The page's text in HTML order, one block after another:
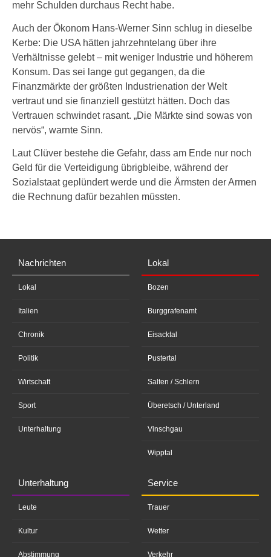
mehr Schulden durchaus Recht habe.
Auch der Ökonom Hans-Werner Sinn schlug in dieselbe
Kerbe: Die USA hätten jahrzehntelang über ihre
Verhältnisse gelebt – mit weniger Industrie und höherem
Konsum. Das sei lange gut gegangen, da die
Finanzmärkte der größten Industrienation der Welt
vertraut und sie finanziell gestützt hätten. Doch das
Vertrauen schwindet rasant. „Die Märkte sind sowas von
nervös“, warnte Sinn.
Laut Clüver bestehe die Gefahr, dass am Ende nur noch
Geld für die Verteidigung übrigbleibe, während der
Sozialstaat geplündert werde und die Ärmsten der Armen
die Rechnung dafür bezahlen müssten.
Nachrichten
Lokal
Italien
Chronik
Politik
Wirtschaft
Sport
Unterhaltung
Lokal
Bozen
Burggrafenamt
Eisacktal
Pustertal
Salten / Schlern
Überetsch / Unterland
Vinschgau
Wipptal
Unterhaltung
Leute
Kultur
Abstimmung
Service
Trauer
Wetter
Verkehr